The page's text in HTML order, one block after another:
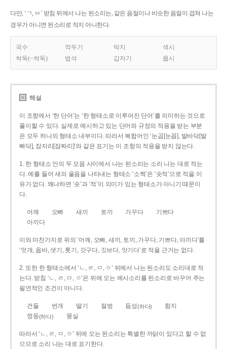
다만, ‘ㄱ, ㅂ’ 받침 뒤에서 나는 된소리는, 같은 음절이나 비슷한 음절이 겹쳐 나는
경우가 아니면 된소리로 적지 아니한다.
국수 깍두기 딱지
색시
싹둑(~싹둑)
법석 갑자기 몹시
해설
이 조항에서 ‘한 단어’는 ‘한 형태소로 이루어진 단어’를 의미하는 것으로
풀이할 수 있다. 실제로 예시하고 있는 단어와 규정의 적용을 받는 부분
은 모두 하나의 형태소 내부이다. 따라서 복합어인 ‘눈곱[눈꼽], 발바닥[발
빠닥], 잠자리[잠짜리]’와 같은 표기는 이 조항의 적용을 받지 않는다.
1. 한 형태소 안의 두 모음 사이에서 나는 된소리는 소리 나는 대로 적는
다. 예를 들어 새의 울음을 나타내는 형태소 ‘소쩍’은 ‘솟적’으로 적을 이
유가 없다. 왜냐하면 ‘솟’과 ‘적’이 의미가 있는 형태소가 아니기 때문이
다.
어깨 오빠 새끼 토끼 가꾸다
기쁘다
아끼다
이와 마찬가지로 위의 ‘어깨, 오빠, 새끼, 토끼, 가꾸다, 기쁘다, 아끼다’를
‘엇개, 옵바, 샛기, 톳기, 갓구다, 깃브다, 앗기다’로 적을 근거는 없다.
2. 또한 한 형태소에서 ‘ㄴ, ㄹ, ㅁ, ㅇ’ 뒤에서 나는 된소리도 소리대로 적
는다. 받침 ‘ㄴ, ㄹ, ㅁ, ㅇ’은 뒤에 오는 예사소리를 된소리로 바꾸어 주는
필연적인 조건이 아니다.
건들 번개 딸기 절벙 듬성(하다)
함지
껑둥(하다) 뭉실
따라서 ‘ㄴ, ㄹ, ㅁ, ㅇ’ 뒤에 오는 된소리는 특별한 까닭이 있다고 할 수 없
으므로 소리 나는 대로 표기한다.